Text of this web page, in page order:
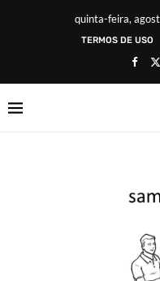
quinta-feira,
TERMOS DE USO